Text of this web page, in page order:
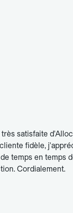
satisfaite
fidèle,
temps en temps
Cordialement.